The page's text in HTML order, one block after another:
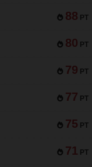
88 PT
80 PT
79 PT
77 PT
75 PT
71 PT